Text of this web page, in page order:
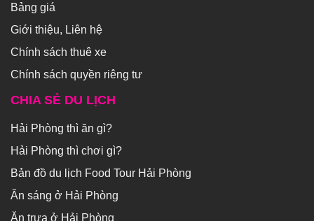
Bảng giá
Giới thiệu, Liên hệ
Chính sách thuê xe
Chính sách quyền riêng tư
CHIA SẺ DU LỊCH
Hải Phòng thì ăn gì?
Hải Phòng thì chơi gì?
Bản đồ du lịch Food Tour Hải Phòng
Ăn sáng ở Hải Phòng
Ăn trưa ở Hải Phòng